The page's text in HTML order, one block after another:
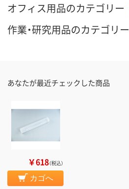
オフィス用品のカテゴリー
作業・研究用品のカテゴリー
あなたが最近チェックした商品
￥618（税込）
カゴへ